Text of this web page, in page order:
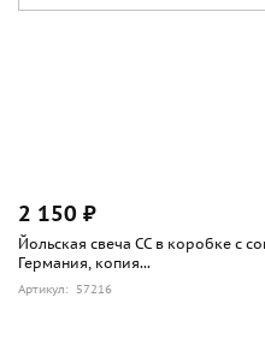
2 150 ₽
Йольская свеча СС в коробке с
Германия, копия...
Артикул: 57216